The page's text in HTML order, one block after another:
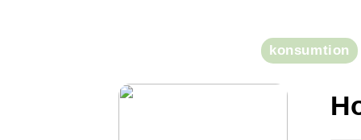
konsumtion